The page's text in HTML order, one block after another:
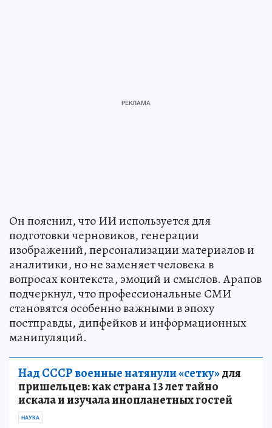
Он пояснил, что ИИ используется для
подготовки черновиков, генерации
изображений, персонализации материалов и
аналитики, но не заменяет человека в
вопросах контекста, эмоций и смыслов. Арапов
подчеркнул, что профессиональные СМИ
становятся особенно важными в эпоху
постправды, дипфейков и информационных
манипуляций.
Над СССР военные натянули «сетку»для
пришельцев: как страна 13 лет тайно
искала и изучала инопланетных гостей
НАУКА